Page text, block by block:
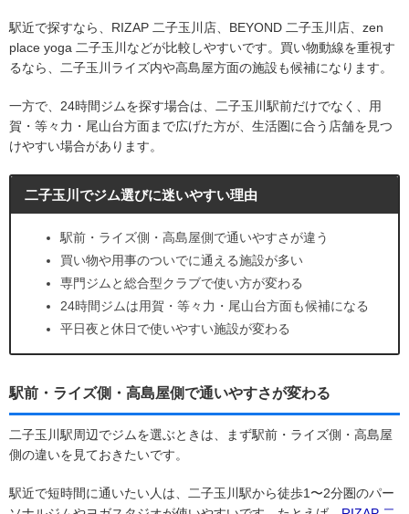
駅近で探すなら、RIZAP 二子玉川店、BEYOND 二子玉川店、zen
place yoga 二子玉川などが比較しやすいです。買い物動線を重視す
るなら、二子玉川ライズ内や高島屋方面の施設も候補になります。
一方で、24時間ジムを探す場合は、二子玉川駅前だけでなく、用
賀・等々力・尾山台方面まで広げた方が、生活圏に合う店舗を見つ
けやすい場合があります。
二子玉川でジム選びに迷いやすい理由
駅前・ライズ側・高島屋側で通いやすさが違う
買い物や用事のついでに通える施設が多い
専門ジムと総合型クラブで使い方が変わる
24時間ジムは用賀・等々力・尾山台方面も候補になる
平日夜と休日で使いやすい施設が変わる
駅前・ライズ側・高島屋側で通いやすさが変わる
二子玉川駅周辺でジムを選ぶときは、まず駅前・ライズ側・高島屋
側の違いを見ておきたいです。
駅近で短時間に通いたい人は、二子玉川駅から徒歩1〜2分圏のパー